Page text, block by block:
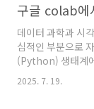
리의 일과 삶의 방
[Gemini Code
가 특정 코드 조각
답하는 수준에 머
체를 이해하고, 복
와 능동적으로 소
너'로 진화하고 있
데이터 과학과 시
심적인 부분으로
(Python) 생태계
화 라이브러리 중
가 데이터를 직관
2025. 7. 19.